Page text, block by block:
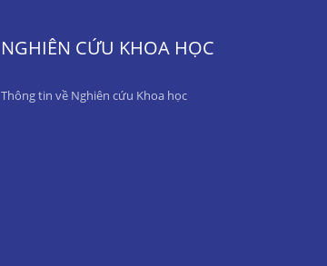
NGHIÊN CỨU KHOA HỌC
Thông tin về Nghiên cứu Khoa học